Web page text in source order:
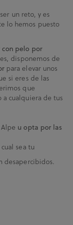
un reto, y es
lo hemos puesto
pelo por
disponemos de
para elevar unos
si eres de las
que
a cualquiera de tus
u opta por las
sea tu
desapercibidos.